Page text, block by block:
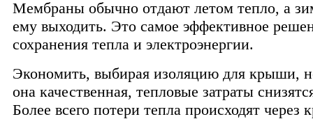
Мембраны обычно отдают летом тепло, а
ему выходить. Это самое эффективное
сохранения тепла и электроэнергии.
Экономить, выбирая изоляцию для крыши,
она качественная, тепловые затраты
Более всего потери тепла происходят через